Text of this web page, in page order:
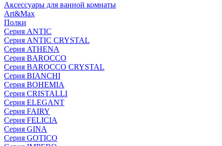
Аксессуары для ванной комнаты
Art&Max
Полки
Серия ANTIC
Серия ANTIC CRYSTAL
Серия ATHENA
Серия BAROCCO
Серия BAROCCO CRYSTAL
Серия BIANCHI
Серия BOHEMIA
Серия CRISTALLI
Серия ELEGANT
Серия FAIRY
Серия FELICIA
Серия GINA
Серия GOTICO